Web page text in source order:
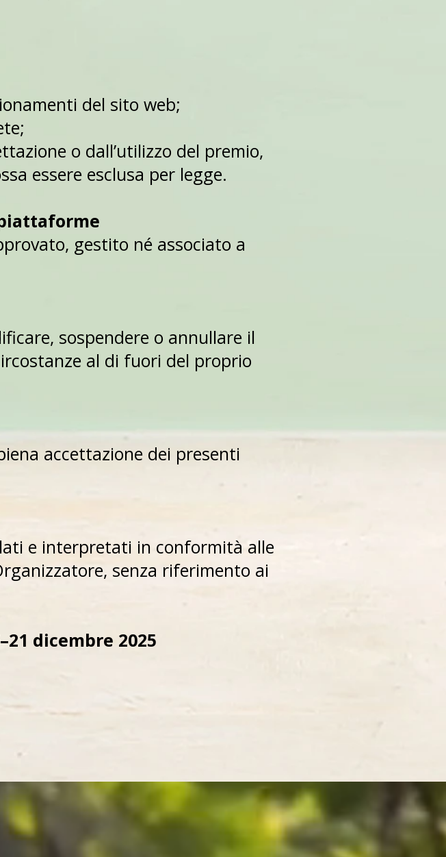
del sito web;
o dall’utilizzo del premio,
essere esclusa per legge.
gestito né associato a
sospendere o annullare il
al di fuori del proprio
accettazione dei presenti
e interpretati in conformità alle
senza riferimento ai
dicembre 2025